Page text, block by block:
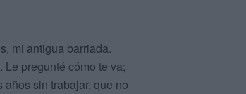
mi antigua barriada.
pregunté cómo te va;
sin trabajar, que no